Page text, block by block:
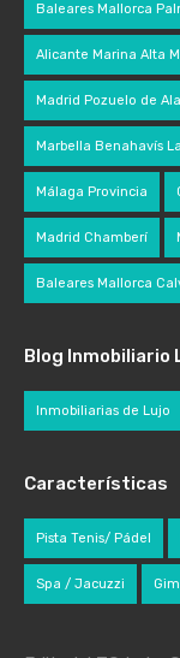
Baleares Mallorca
Alicante Marina Alta
Madrid Pozuelo de
Marbella Benahavís
Málaga Provincia
Madrid Chamberí
Baleares Mallorca
Blog Inmobiliario
Inmobiliarias de Lujo
Características
Pista Tenis/ Pádel
Spa / Jacuzzi